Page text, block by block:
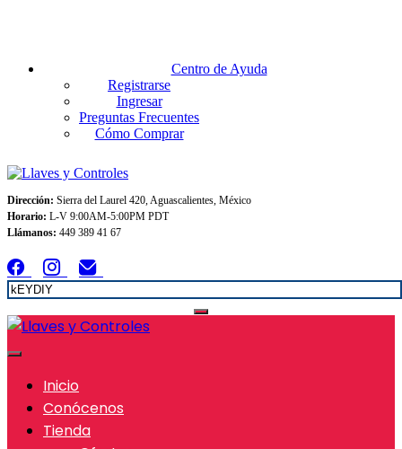
Centro de Ayuda
Registrarse
Ingresar
Preguntas Frecuentes
Cómo Comprar
Dirección: Sierra del Laurel 420, Aguascalientes, México
Horario: L-V 9:00AM-5:00PM PDT
Llámanos: 449 389 41 67
Inicio
Conócenos
Tienda